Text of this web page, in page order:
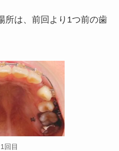
所は、前回より1つ前の歯
1回目